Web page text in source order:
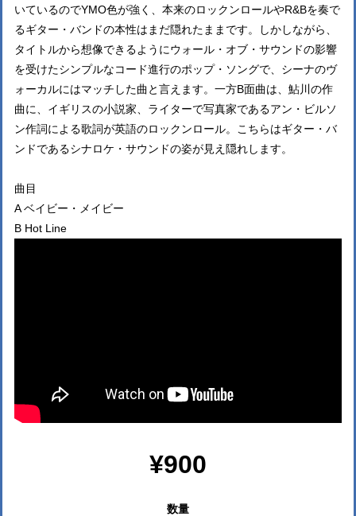
いているのでYMO色が強く、本来のロックンロールやR&Bを奏で
るギター・バンドの本性はまだ隠れたままです。しかしながら、
タイトルから想像できるようにウォール・オブ・サウンドの影響
を受けたシンプルなコード進行のポップ・ソングで、シーナのヴ
ォーカルにはマッチした曲と言えます。一方B面曲は、鮎川の作
曲に、イギリスの小説家、ライターで写真家であるアン・ビルソ
ン作詞による歌詞が英語のロックンロール。こちらはギター・バ
ンドであるシナロケ・サウンドの姿が見え隠れします。
曲目
A ベイビー・メイビー
B Hot Line
¥900
数量